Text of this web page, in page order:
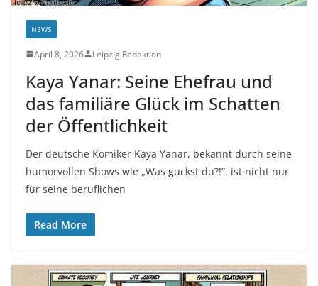
NEWS
April 8, 2026 Leipzig Redaktion
Kaya Yanar: Seine Ehefrau und
das familiäre Glück im Schatten
der Öffentlichkeit
Der deutsche Komiker Kaya Yanar, bekannt durch seine
humorvollen Shows wie „Was guckst du?!”, ist nicht nur
für seine beruflichen
Read More